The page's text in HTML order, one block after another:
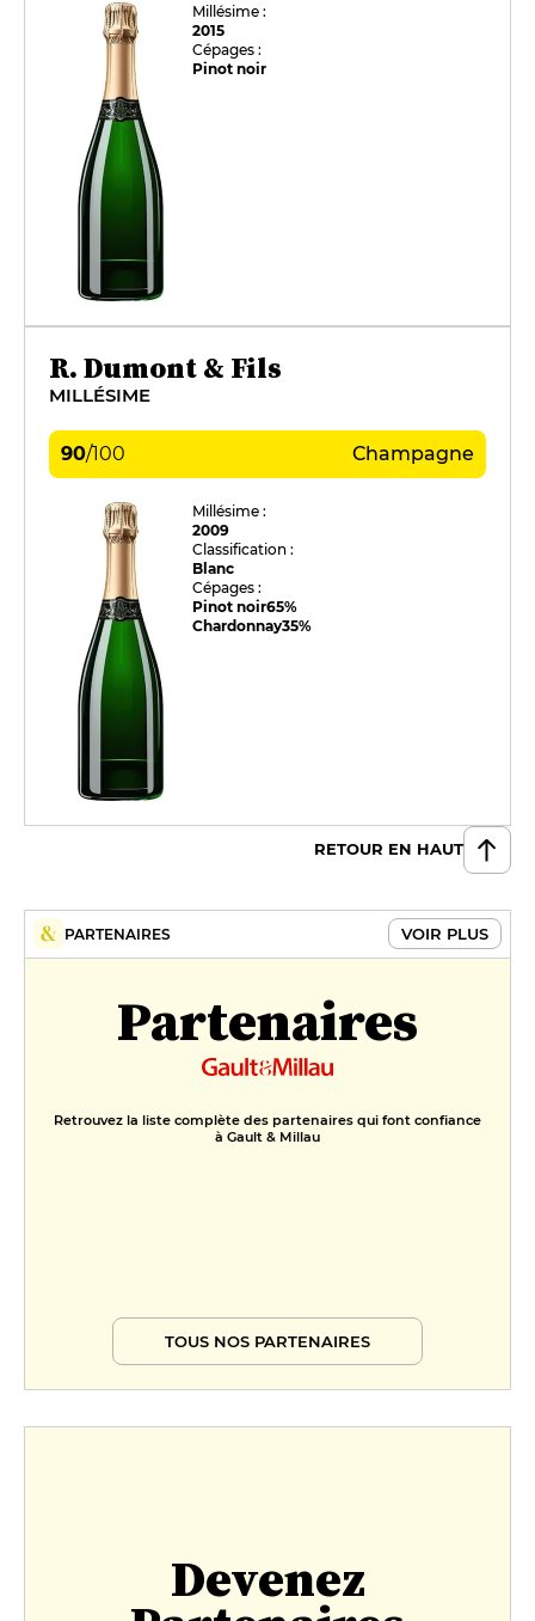
Millésime :
2015
Cépages :
Pinot noir
R. Dumont & Fils
MILLÉSIME
90/100 Champagne
Millésime :
2009
Classification :
Blanc
Cépages :
Pinot noir65%
Chardonnay35%
RETOUR EN HAUT
PARTENAIRES VOIR PLUS
Partenaires
Retrouvez la liste complète des partenaires qui font confiance
à Gault & Millau
TOUS NOS PARTENAIRES
Devenez